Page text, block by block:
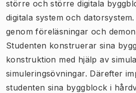
större och större digitala
digitala system och
genom föreläsningar och
Studenten konstruerar sina
konstruktion med hjälp av
simuleringsövningar. Därefter
studenten sina byggblock i